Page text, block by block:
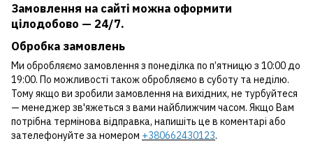
Замовлення на сайті можна оформити
цілодобово — 24/7.
Обробка замовлень
Ми обробляємо замовлення з понеділка по п’ятницю з 10:00 до
19:00. По можливості також обробляємо в суботу та неділю.
Тому якщо ви зробили замовлення на вихідних, не турбуйтеся
— менеджер зв'яжеться з вами найближчим часом. Якщо Вам
потрібна термінова відправка, напишіть це в коментарі або
зателефонуйте за номером +380662430123.